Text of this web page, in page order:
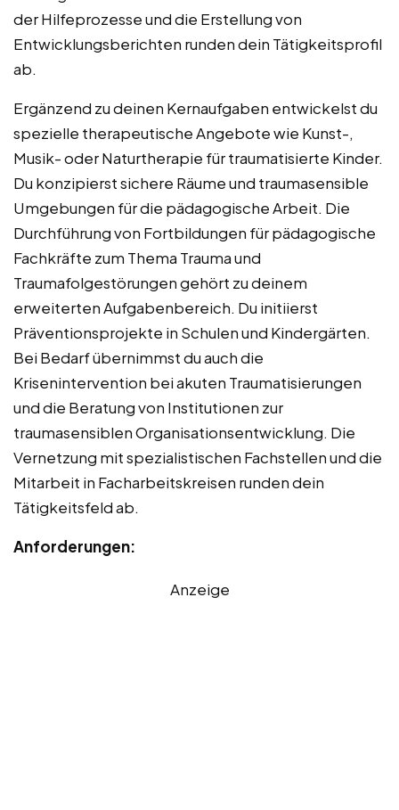
der Hilfeprozesse und die Erstellung von
Entwicklungsberichten runden dein Tätigkeitsprofil
ab.
Ergänzend zu deinen Kernaufgaben entwickelst du
spezielle therapeutische Angebote wie Kunst-,
Musik- oder Naturtherapie für traumatisierte Kinder.
Du konzipierst sichere Räume und traumasensible
Umgebungen für die pädagogische Arbeit. Die
Durchführung von Fortbildungen für pädagogische
Fachkräfte zum Thema Trauma und
Traumafolgestörungen gehört zu deinem
erweiterten Aufgabenbereich. Du initiierst
Präventionsprojekte in Schulen und Kindergärten.
Bei Bedarf übernimmst du auch die
Krisenintervention bei akuten Traumatisierungen
und die Beratung von Institutionen zur
traumasensiblen Organisationsentwicklung. Die
Vernetzung mit spezialistischen Fachstellen und die
Mitarbeit in Facharbeitskreisen runden dein
Tätigkeitsfeld ab.
Anforderungen:
Anzeige